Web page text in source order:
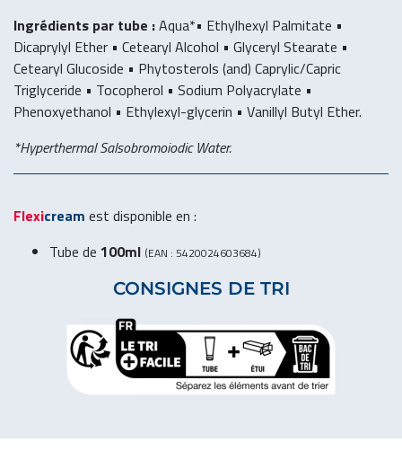
Ingrédients par tube :Aqua*• Ethylhexyl Palmitate •
Dicaprylyl Ether • Cetearyl Alcohol • Glyceryl Stearate •
Cetearyl Glucoside • Phytosterols (and) Caprylic/Capric
Triglyceride • Tocopherol • Sodium Polyacrylate •
Phenoxyethanol • Ethylexyl-glycerin • Vanillyl Butyl Ether.
*Hyperthermal Salsobromoiodic Water.
Flexicream est disponible en :
Tube de 100ml (EAN : 5420024603684)
CONSIGNES DE TRI